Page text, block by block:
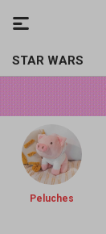
STAR WARS

Peluches